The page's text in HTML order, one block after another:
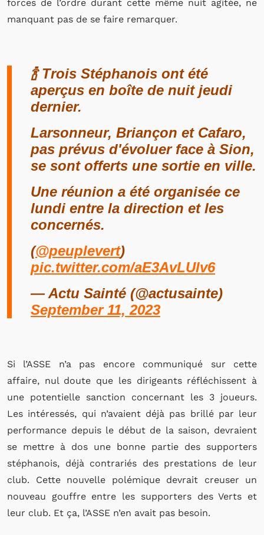
forces de l’ordre durant cette même nuit agitée, ne
manquant pas de se faire remarquer.
🍾 Trois Stéphanois ont été
aperçus en boîte de nuit jeudi
dernier.
Larsonneur, Briançon et Cafaro,
pas prévus d'évoluer face à Sion,
se sont offerts une sortie en ville.
Une réunion a été organisée ce
lundi entre la direction et les
concernés.
(@peuplevert)
pic.twitter.com/aE3AvLUlv6
— Actu Sainté (@actusainte)
September 11, 2023
Si l’ASSE n’a pas encore communiqué sur cette
affaire, nul doute que les dirigeants réfléchissent à
une potentielle sanction concernant les 3 joueurs.
Les intéressés, qui n’avaient déjà pas brillé par leur
performance depuis le début de la saison, devraient
se mettre à dos une bonne partie des supporters
stéphanois, déjà contrariés des prestations de leur
club. Cette nouvelle polémique devrait creuser un
nouveau gouffre entre les supporters des Verts et
leur club. Et ça, l’ASSE n’en avait pas besoin.